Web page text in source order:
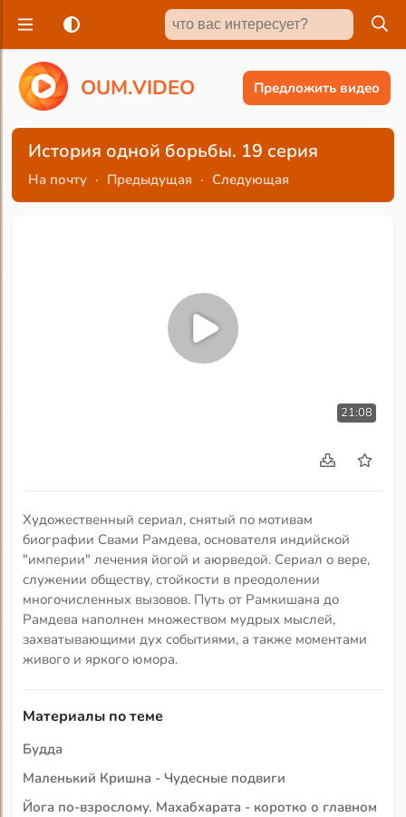
OUM.VIDEO Предложить видео
История одной борьбы. 19 серия
На почту · Предыдущая · Следующая
21:08
Художественный сериал, снятый по мотивам
биографии Свами Рамдева, основателя индийской
"империи" лечения йогой и аюрведой. Сериал о вере,
служении обществу, стойкости в преодолении
многочисленных вызовов. Путь от Рамкишана до
Рамдева наполнен множеством мудрых мыслей,
захватывающими дух событиями, а также моментами
живого и яркого юмора.
Материалы по теме
Будда
Маленький Кришна - Чудесные подвиги
Йога по-взрослому. Махабхарата - коротко о главном